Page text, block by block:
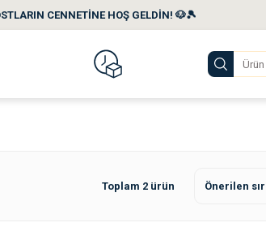
CENNETİNE HOŞ GELDİN! 🐶🎾
Toplam 2 ürün